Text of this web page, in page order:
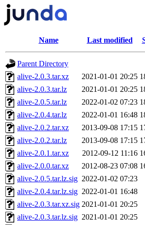
Name Last modified
Parent Directory
alive-2.0.3.tar.xz
2021-01-01 20:25
alive-2.0.3.tar.lz
2021-01-01 20:25
alive-2.0.5.tar.lz
2022-01-02 07:23
alive-2.0.4.tar.lz
2022-01-01 16:48
alive-2.0.2.tar.xz
2013-09-08 17:15
alive-2.0.2.tar.lz
2013-09-08 17:15
alive-2.0.1.tar.xz
2012-09-12 11:16
alive-2.0.0.tar.xz
2012-08-23 07:08
alive-2.0.5.tar.lz.sig 2022-01-02 07:23
alive-2.0.4.tar.lz.sig 2022-01-01 16:48
alive-2.0.3.tar.xz.sig 2021-01-01 20:25
alive-2.0.3.tar.lz.sig 2021-01-01 20:25